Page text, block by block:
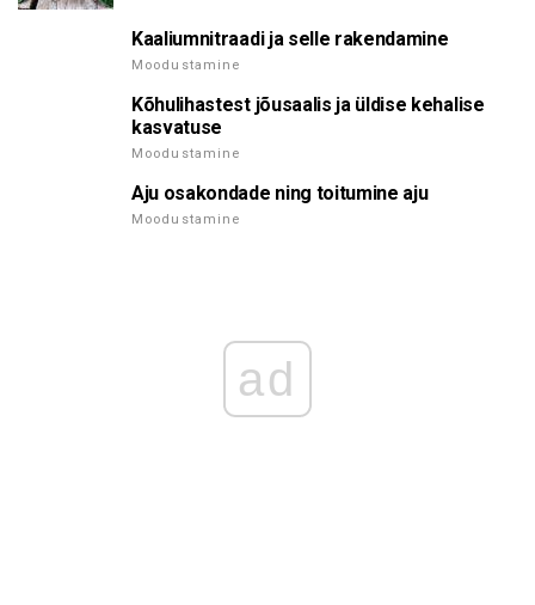
Kaaliumnitraadi ja selle rakendamine
Moodustamine
Kõhulihastest jõusaalis ja üldise kehalise
kasvatuse
Moodustamine
Aju osakondade ning toitumine aju
Moodustamine
ad